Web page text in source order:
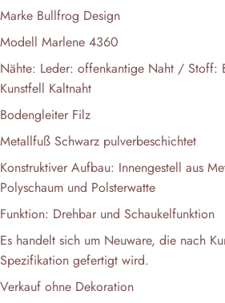
Marke Bullfrog Design
Modell Marlene 4360
Nähte: Leder: offenkantige Naht / Stoff:
Kunstfell Kaltnaht
Bodengleiter Filz
Metallfuß Schwarz pulverbeschichtet
Konstruktiver Aufbau: Innengestell aus
Polyschaum und Polsterwatte
Funktion: Drehbar und Schaukelfunktion
Es handelt sich um Neuware, die nach
Spezifikation gefertigt wird.
Verkauf ohne Dekoration